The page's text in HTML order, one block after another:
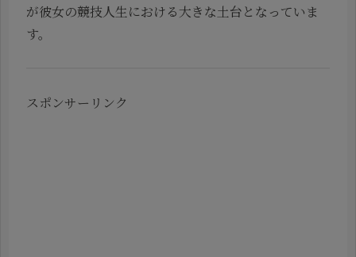
が彼女の競技人生における大きな土台となっていま
す。
スポンサーリンク